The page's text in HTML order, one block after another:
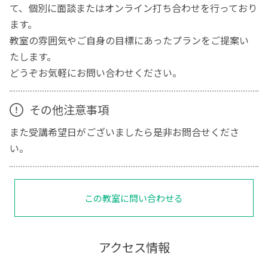
て、個別に面談またはオンライン打ち合わせを行っており
ます。
教室の雰囲気やご自身の目標にあったプランをご提案い
たします。
どうぞお気軽にお問い合わせください。
その他注意事項
また受講希望日がございましたら是非お問合せくださ
い。
この教室に問い合わせる
アクセス情報